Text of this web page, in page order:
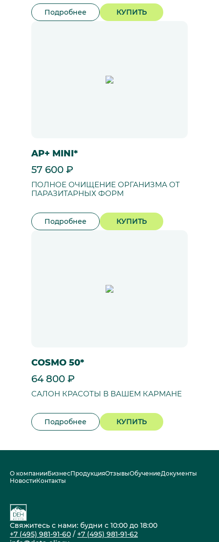
Подробнее КУПИТЬ
AP+ MINI*
57 600 ₽
ПОЛНОЕ ОЧИЩЕНИЕ ОРГАНИЗМА ОТ
ПАРАЗИТАРНЫХ ФОРМ
Подробнее КУПИТЬ
COSMO 50*
64 800 ₽
САЛОН КРАСОТЫ В ВАШЕМ КАРМАНЕ
Подробнее КУПИТЬ
О компанииБизнесПродукцияОтзывыОбучениеДокументы
НовостиКонтакты
Свяжитесь с нами: будни с 10:00 до 18:00
+7 (495) 981-91-60 / +7 (495) 981-91-62